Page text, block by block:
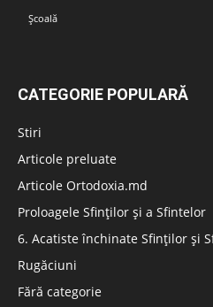
Școală
CATEGORIE POPULARĂ
Stiri
Articole preluate
Articole Ortodoxia.md
Proloagele Sfinților și a Sfintelor
6. Acatiste închinate Sfinților și
Rugăciuni
Fără categorie